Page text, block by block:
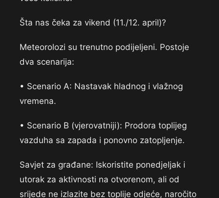
Šta nas čeka za vikend (11./12. april)?
Meteorolozi su trenutno podijeljeni. Postoje
dva scenarija:
• Scenario A: Nastavak hladnog i vlažnog
vremena.
• Scenario B (vjerovatniji): Prodora toplijeg
vazduha sa zapada i ponovno zatopljenje.
Savjet za građane: Iskoristite ponedjeljak i
utorak za aktivnosti na otvorenom, ali od
srijede ne izlazite bez toplije odjeće, naročito